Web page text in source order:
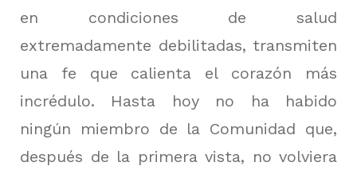
en condiciones de salud
extremadamente debilitadas, transmiten
una fe que calienta el corazón más
incrédulo. Hasta hoy no ha habido
ningún miembro de la Comunidad que,
después de la primera vista, no volviera